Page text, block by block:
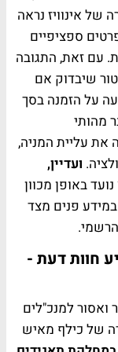
אינוויז נראה
ספציפיים
עם זאת, התגובה
שיבדוק אם
על הזמנה בסך
מהותי
את עליית המניה,
ועדיין,
באופן מכוון
פנים מצד
חוות דעת -
למנכ"לים
של כילף מאיש